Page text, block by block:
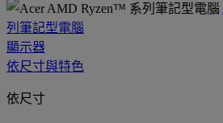
列筆記型電腦
顯示器
依尺寸與特色
依尺寸